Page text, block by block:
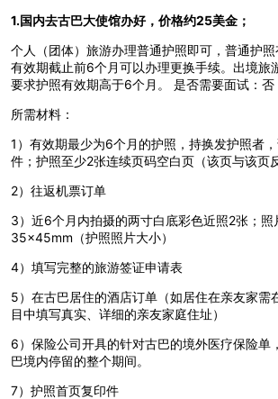
1.国内去古巴大使馆办好，价格约25美金；
个人（团体）旅游办理普通护照即可，普通护照
有效期截止前6个月可以办理更换手续。出境旅
要求护照有效期高于6个月。 是否需要面试：否
所需材料：
1）有效期最少为6个月的护照，持换发护照者
件；护照至少2张连续页码空白页（该页与该页
2）往返机票订单
3）近6个月内拍摄的两寸白底彩色近照2张；照
35×45mm（护照照片大小）
4）填写完整的旅游签证申请表
5）在古巴居住的酒店订单（如居住在亲友家需
目中填写真实、详细的亲友家庭住址）
6）保险公司开具的针对古巴的境外医疗保险单
巴境内停留的整个期间。
7）护照首页复印件